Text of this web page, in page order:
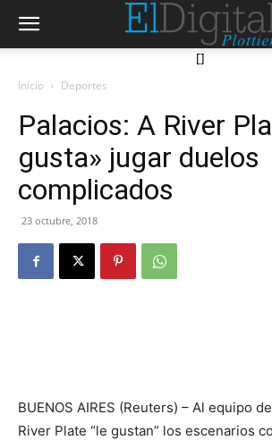
[]
Inicio Deportes
Palacios: A River
gusta» jugar duelos
complicados
23 octubre, 2018
BUENOS AIRES (Reuters) – Al equipo
River Plate “le gustan” los escenarios